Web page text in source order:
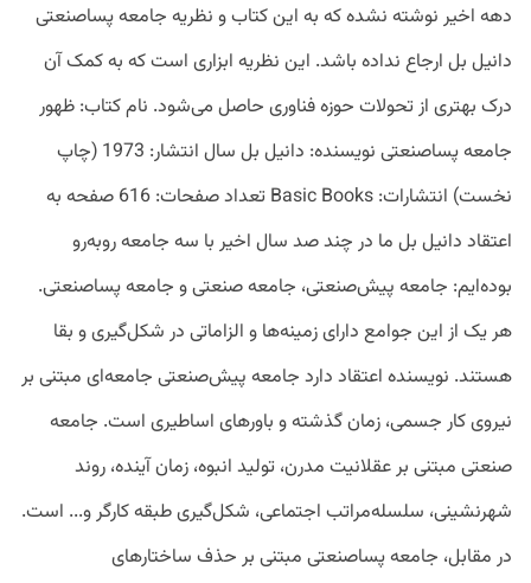
دهه اخیر نوشته نشده که به این کتاب و نظریه جامعه پساصنعتی
دانیل بل ارجاع نداده باشد. این نظریه ابزاری است که به کمک آن
درک بهتری از تحولات حوزه فناوری حاصل می‌شود. نام کتاب: ظهور
جامعه پساصنعتی نویسنده: دانیل بل سال انتشار: 1973 (چاپ
نخست) انتشارات: Basic Books تعداد صفحات: 616 صفحه به
اعتقاد دانیل بل ما در چند صد سال اخیر با سه جامعه روبه‌رو
بوده‌ایم: جامعه پیش‌صنعتی، جامعه صنعتی و جامعه پساصنعتی.
هر یک از این جوامع دارای زمینه‌ها و الزاماتی در شکل‌گیری و بقا
هستند. نویسنده اعتقاد دارد جامعه پیش‌صنعتی جامعه‌ای مبتنی بر
نیروی کار جسمی، زمان گذشته و باورهای اساطیری است. جامعه
صنعتی مبتنی بر عقلانیت مدرن، تولید انبوه، زمان آینده، روند
شهرنشینی، سلسله‌مراتب اجتماعی، شکل‌گیری طبقه کارگر و... است.
در مقابل، جامعه پساصنعتی مبتنی بر حذف ساختارهای